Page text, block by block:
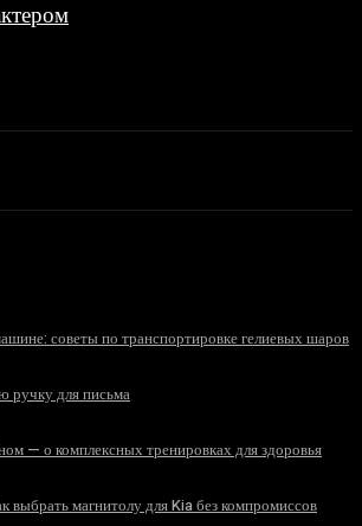
советы по транспортировке гелиевых шаров
ручку для письма
— о комплексных тренировках для здоровья
выбрать магнитолу для Kia без компромиссов